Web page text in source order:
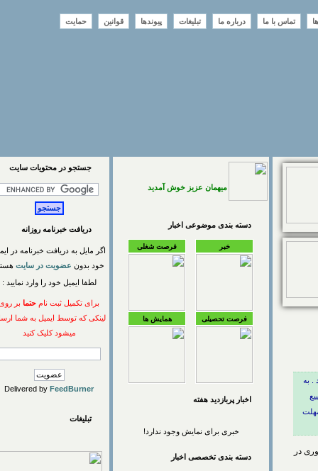
تماس با ما درباره ما تبلیغات پیوندها قوانین حمایت
در
میهمان عزیز خوش آمدید
دسته بندی موضوعی اخبار
فرصت شغلی
فرصت تحصیلی همایش ها
اخبار پربازديد هفته
خبری برای نمایش وجود ندارد!
دسته بندی تخصصی اخبار
جستجو در محتويات سايت
دریافت خبرنامه روزانه
اگر مایل به دریافت خبرنامه در ایمیل
خود بدونعضویت در سایتهستید
لطفا ایمیل خود را وارد نمایید :
برای تکمیل ثبت نام حتمابر روی
لینکی که توسط ایمیل به شما ارسال
میشود کلیک کنید
Delivered byFeedBurner
تبلیغات